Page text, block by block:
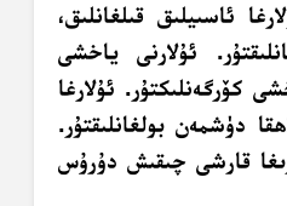
ئاسىيلىق قىلغانلىق،
ئۇلارنى ياخشى
كۆرگەنلىكتۇر. ئۇلارغا
دۈشمەن بولغانلىقتۇر.
قارشى چىقىش دۇرۇس